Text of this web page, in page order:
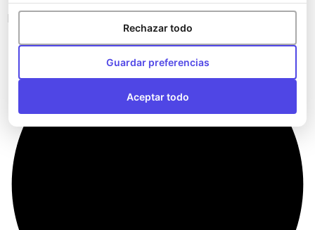
Bandoleras del Athletic Club
Rechazar todo
Guardar preferencias
Aceptar todo